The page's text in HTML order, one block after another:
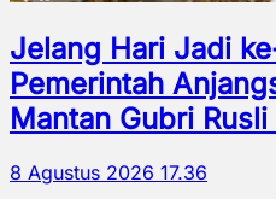
Jelang Hari Jadi
Pemerintah
Mantan Gubri Rusli
8 Agustus 2026 17.36